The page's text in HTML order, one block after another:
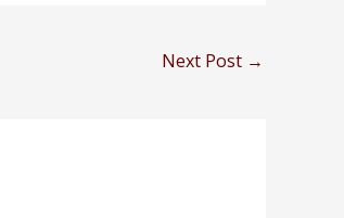
Next Post →